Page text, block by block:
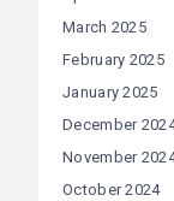
March 2025
February 2025
January 2025
December
November
October 2024